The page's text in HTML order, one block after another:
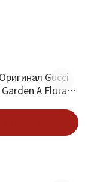
Gucci
A Floral